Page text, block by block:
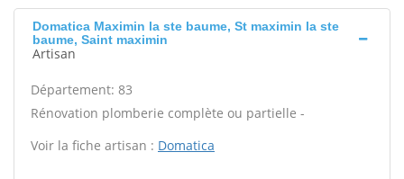
Domatica Maximin la ste baume, St maximin la ste
baume, Saint maximin
Artisan
Département: 83
Rénovation plomberie complète ou partielle -
Voir la fiche artisan : Domatica